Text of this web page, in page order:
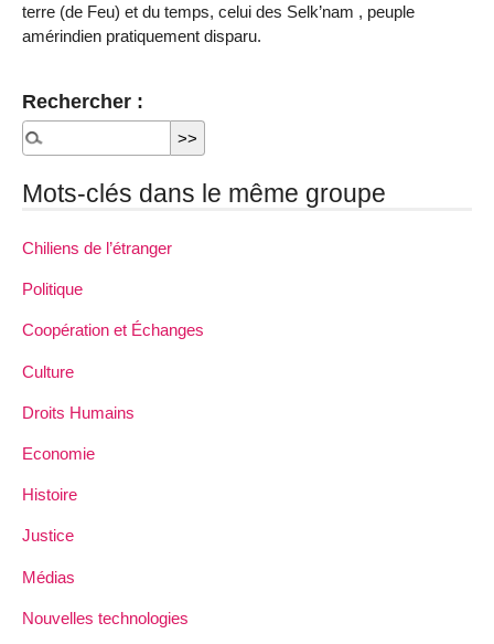
terre (de Feu) et du temps, celui des Selk’nam , peuple
amérindien pratiquement disparu.
Rechercher :
Mots-clés dans le même groupe
Chiliens de l’étranger
Politique
Coopération et Échanges
Culture
Droits Humains
Economie
Histoire
Justice
Médias
Nouvelles technologies